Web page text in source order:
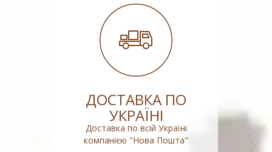
ДОСТАВКА ПО
УКРАЇНІ
Доставка по всій Україні
компанією "Нова Пошта"